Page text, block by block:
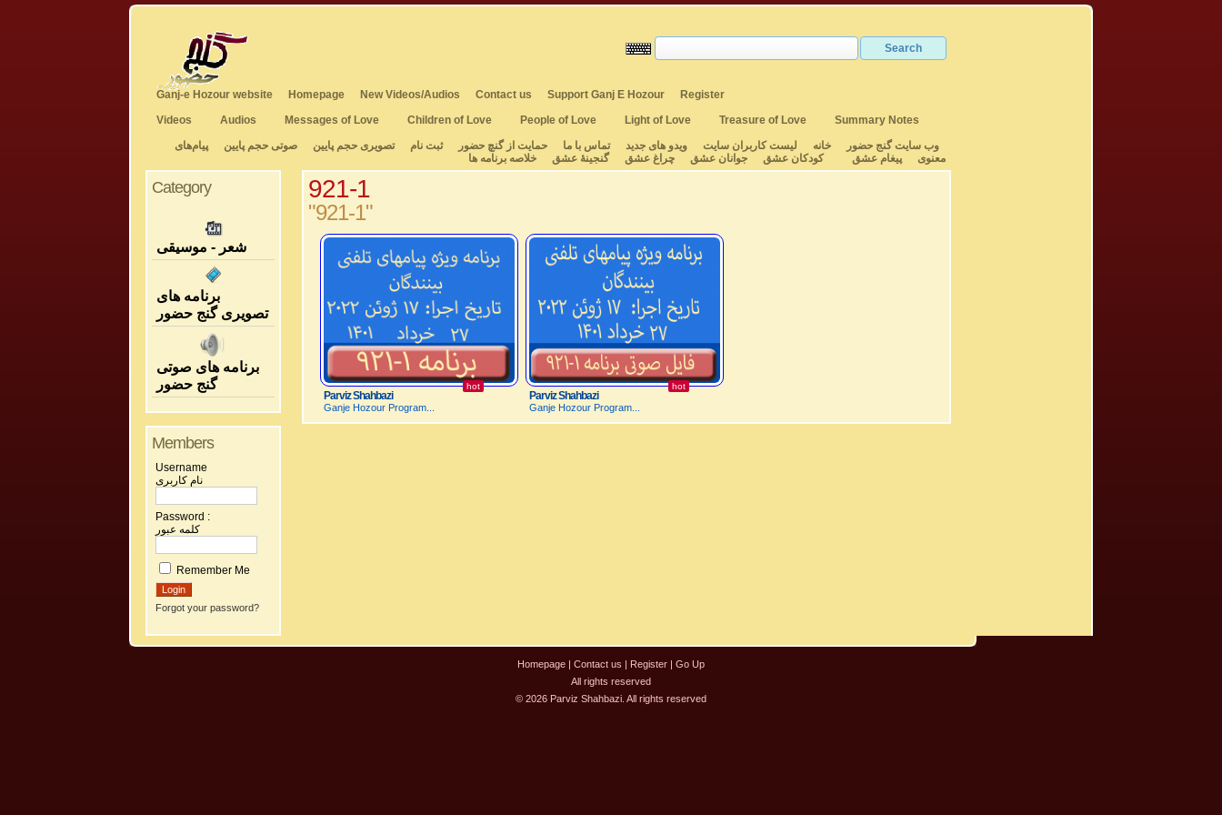
Ganj-e Hozour website Homepage New Videos/Audios Contact us Support Ganj E Hozour
Register
Videos
Audios Messages of Love Children of Love People of Love Light of Love Treasure of Love
Summary Notes
وب سایت گنج حضور
خانه لیست کاربران سایت ویدو های جدید تماس با ما حمایت از گنچ حضور ثبت نام تصویری حجم پایین صوتی حجم پایین
پیام‌های
معنوی
پیغام عشق کودکان عشق جوانان عشق چراغ عشق گنجینهٔ عشق خلاصه برنامه ها
Category
شعر - موسیقی
برنامه های
تصویری گنج حضور
برنامه های صوتی
گنج حضور
Members
Username
نام کاربری
Password :
کلمه عبور
Remember Me
Forgot your password?
921-1
"921-1"
hot
Parviz Shahbazi
Ganje Hozour Program...
hot
Parviz Shahbazi
Ganje Hozour Program...
Homepage | Contact us | Register | Go Up
All rights reserved
© 2026 Parviz Shahbazi. All rights reserved